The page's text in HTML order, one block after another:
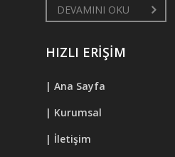
DEVAMINI OKU
HIZLI ERİŞİM
| Ana Sayfa
| Kurumsal
| İletişim